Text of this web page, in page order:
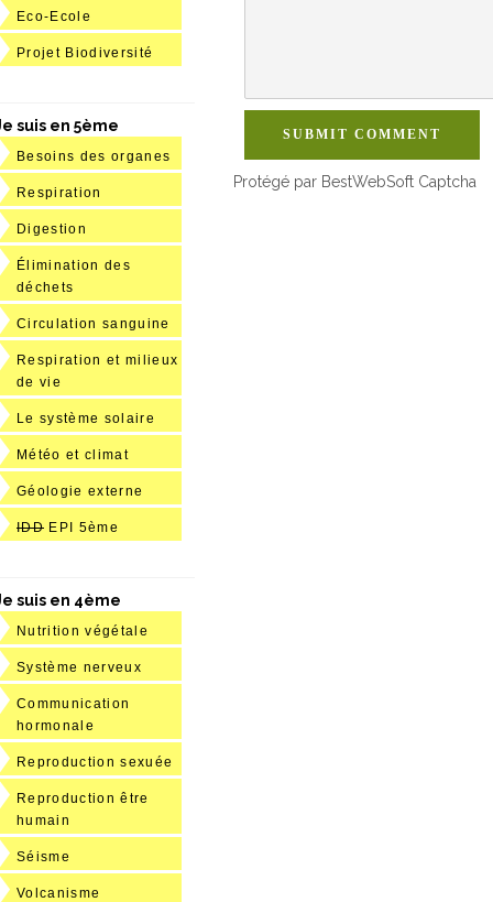
SUBMIT COMMENT
Protégé par BestWebSoft Captcha
Eco-Ecole
Projet Biodiversité
suis en 5ème
Besoins des organes
Respiration
Digestion
Élimination des
déchets
Circulation sanguine
Respiration et milieux
de vie
Le système solaire
Météo et climat
Géologie externe
IDD EPI 5ème
suis en 4ème
Nutrition végétale
Système nerveux
Communication
hormonale
Reproduction sexuée
Reproduction être
humain
Séisme
Volcanisme